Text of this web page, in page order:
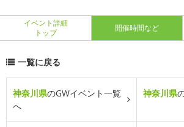
イベント詳細
トップ
開催時間など
一覧に戻る
神奈川県のGWイベント一覧
へ
神奈川県